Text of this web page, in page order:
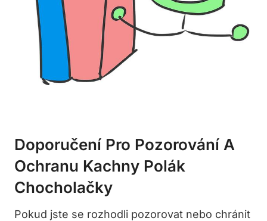
Doporučení Pro Pozorování A
Ochranu Kachny Polák
Chocholačky
Pokud jste se rozhodli pozorovat nebo chránit